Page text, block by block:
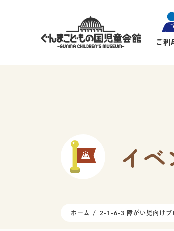
ご利
イ
ホーム 2-1-6-3 障がい児向けプ